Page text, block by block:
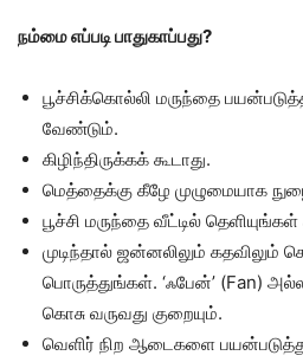
நம்மை எப்படி பாதுகாப்பது?
பூச்சிக்கொல்லி மருந்தை
வேண்டும்.
கிழிந்திருக்கக் கூடாது.
மெத்தைக்கு கீழே முழுமையாக
பூச்சி மருந்தை வீட்டில்
முடிந்தால் ஜன்னலிலும் கதவிலும்
பொருத்துங்கள். ‘ஃபேன்’ (Fan)
கொசு வருவது குறையும்.
வெளிர் நிற ஆடைகளை